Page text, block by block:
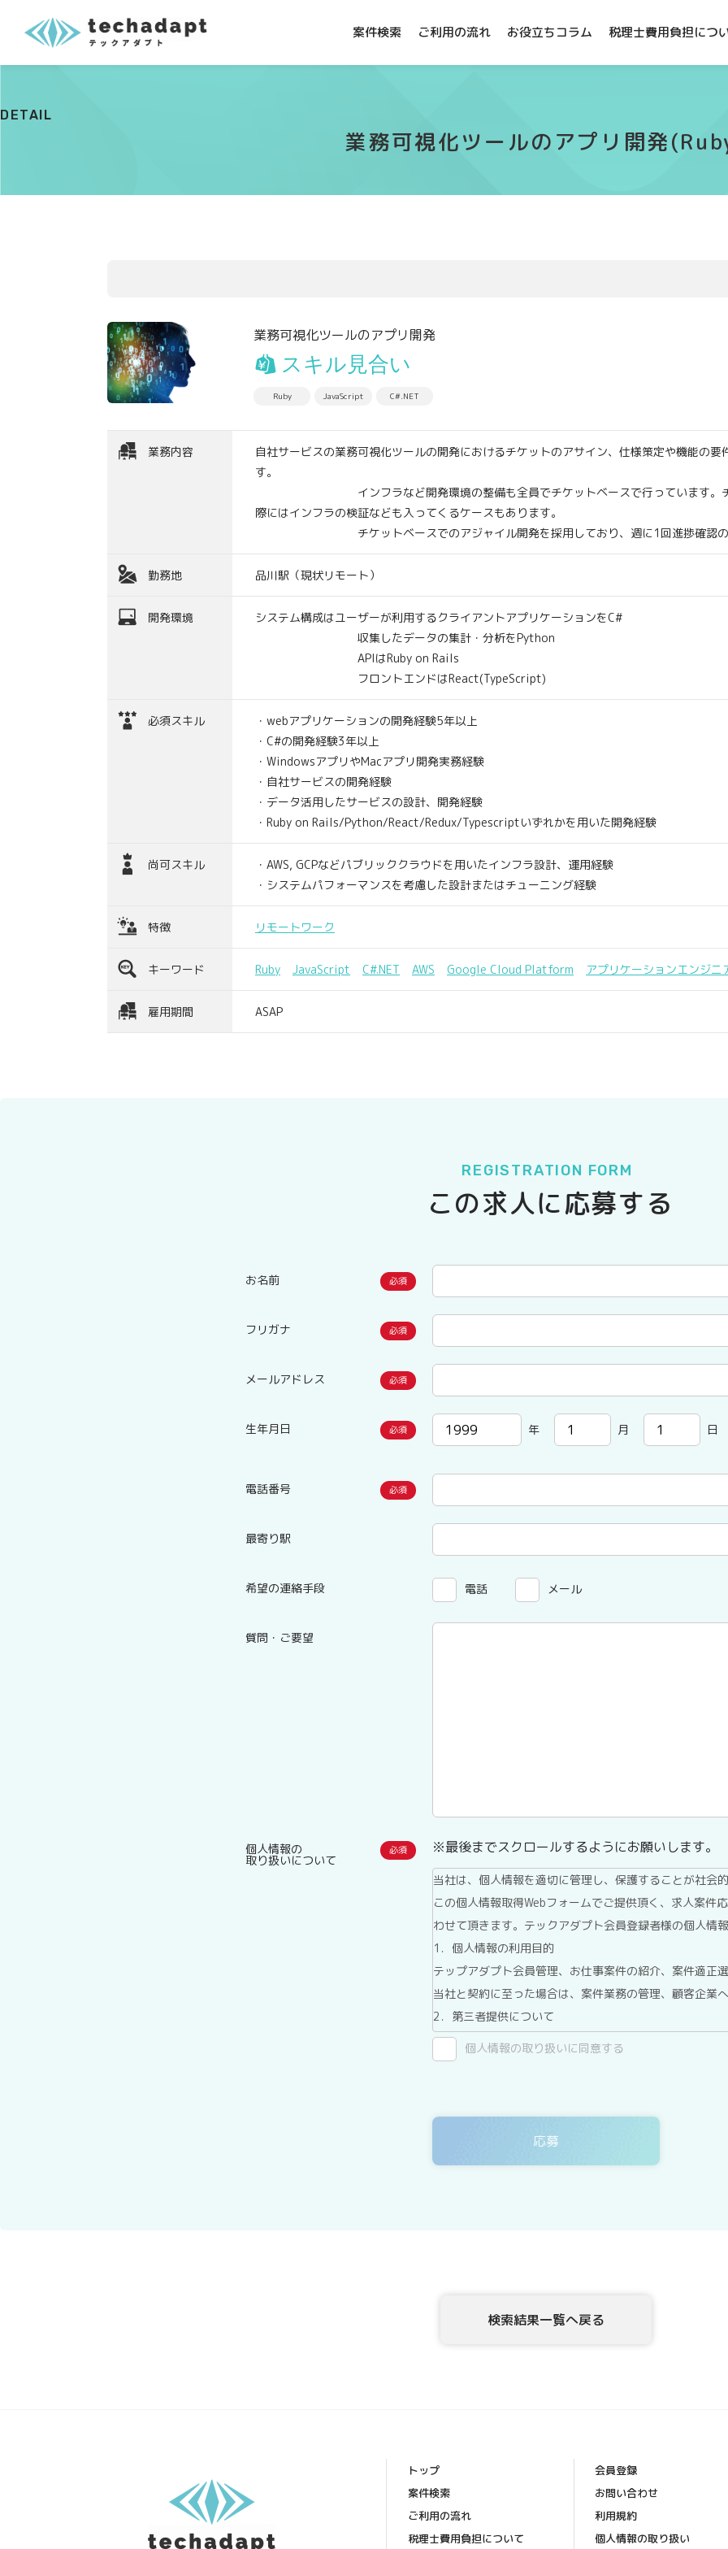
案件検索 ご利用の流れ お役立ちコラム 税理士費用負担につ
DETAIL
業務可視化ツールのアプリ開発
業務可視化ツールのアプリ開発
スキル見合い
Ruby JavaScript C#.NET
業務内容
自社サービスの業務可視化ツールの開発におけるチケットのアサイン、仕様策定や機能の
す。
インフラなど開発環境の整備も全員でチケットベースで行っています。チケ
際にはインフラの検証なども入ってくるケースもあります。
チケットベースでのアジャイル開発を採用しており、週に1回進捗確認のため
勤務地 品川駅（現状リモート）
開発環境
システム構成はユーザーが利用するクライアントアプリケーションをC#
収集したデータの集計・分析をPython
APIはRuby on Rails
フロントエンドはReact(TypeScript)
必須スキル
・webアプリケーションの開発経験5年以上
・C#の開発経験3年以上
・WindowsアプリやMacアプリ開発実務経験
・自社サービスの開発経験
・データ活用したサービスの設計、開発経験
・Ruby on Rails/Python/React/Redux/Typescriptいずれかを用いた開発経験
尚可スキル
・AWS, GCPなどパブリッククラウドを用いたインフラ設計、運用経験
・システムパフォーマンスを考慮した設計またはチューニング経験
特徴 リモートワーク
キーワード Ruby JavaScript C#.NET AWS Google Cloud Platform アプリケーションエンジニ
雇用期間 ASAP
REGISTRATION FORM
この求人に応募する
お名前
フリガナ
メールアドレス
生年月日 年 月 日
電話番号
最寄り駅
希望の連絡手段 電話 メール
質問・ご要望
個人情報の
取り扱いについて
※最後までスクロールするようにお願いします。
当社は、個人情報を適切に管理し、保護することが社会
この個人情報取得Webフォームでご提供頂く、求人案件
わせて頂きます。テックアダプト会員登録者様の個人情
1．個人情報の利用目的
テップアダプト会員管理、お仕事案件の紹介、案件適正
当社と契約に至った場合は、案件業務の管理、顧客企業
2．第三者提供について
テックアダプト会員登録者情報は、法令に基づく場合、
ん。
4．開示等の請求について
テックアダプト会員登録者様が、当社に個人情報を提供
個人情報保護管理者：ビジネスサポート部 常務取締役
TEL ： 03-6683-8664 FAX ： 03-6683-8665
Mail： info_hd@highdimension.co.jp
個人情報の取り扱いに同意する
検索結果一覧へ戻る
トップ
案件検索
ご利用の流れ
税理士費用負担について
会員登録
お問い合わせ
利用規約
個人情報の取り扱い